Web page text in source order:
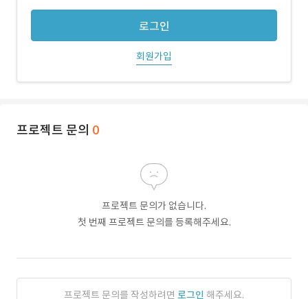
로그인
회원가입
프로젝트 문의 0
프로젝트 문의가 없습니다.
첫 번째 프로젝트 문의를 등록해주세요.
프로젝트 문의를 작성하려면 로그인 해주세요.